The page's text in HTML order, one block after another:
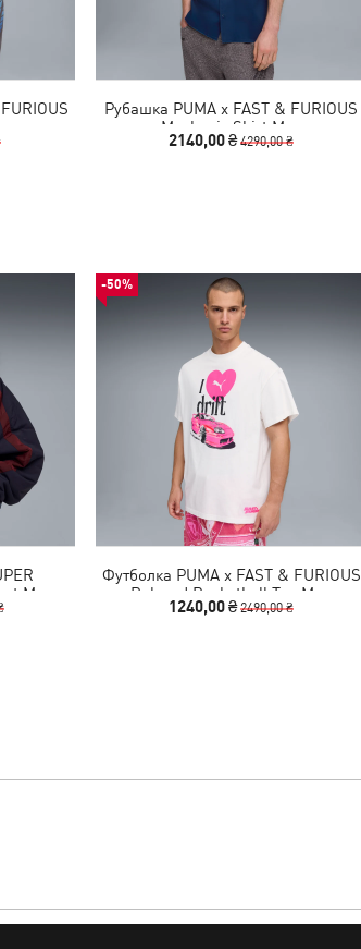
Рубашка PUMA x FAST & FURIOUS
Mechanic Shirt Men
2140,00 ₴4290,00 ₴
Men
-50%
Футболка PUMA x FAST & FURIOUS
Relaxed Basketball Tee Men
1240,00 ₴2490,00 ₴